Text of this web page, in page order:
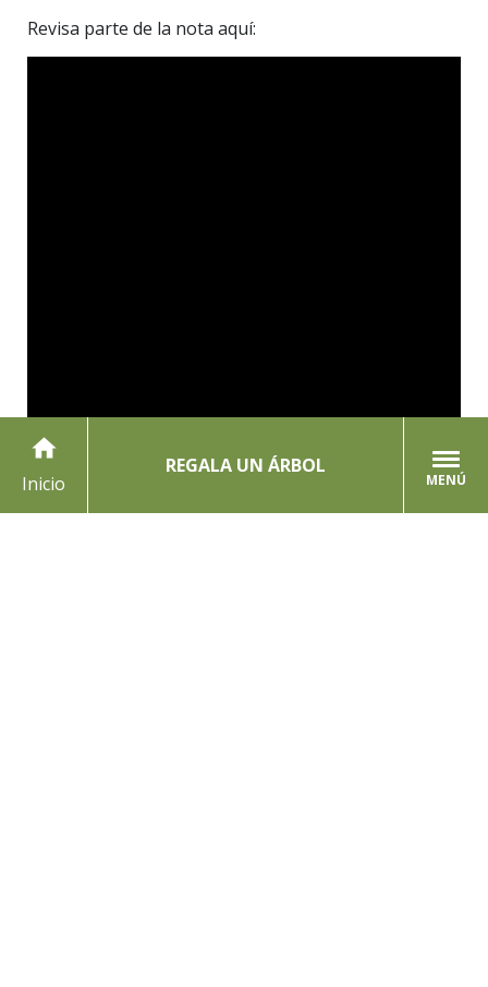
home
Inicio
REGALA UN ÁRBOL
MENÚ
Revisa parte de la nota aquí: